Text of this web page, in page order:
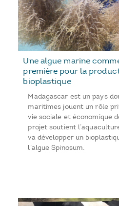
Une algue marine
première pour la
bioplastique
Madagascar est un pays
maritimes jouent un rôle
vie sociale et économique
projet soutient
va développer un
l’algue Spinosum.